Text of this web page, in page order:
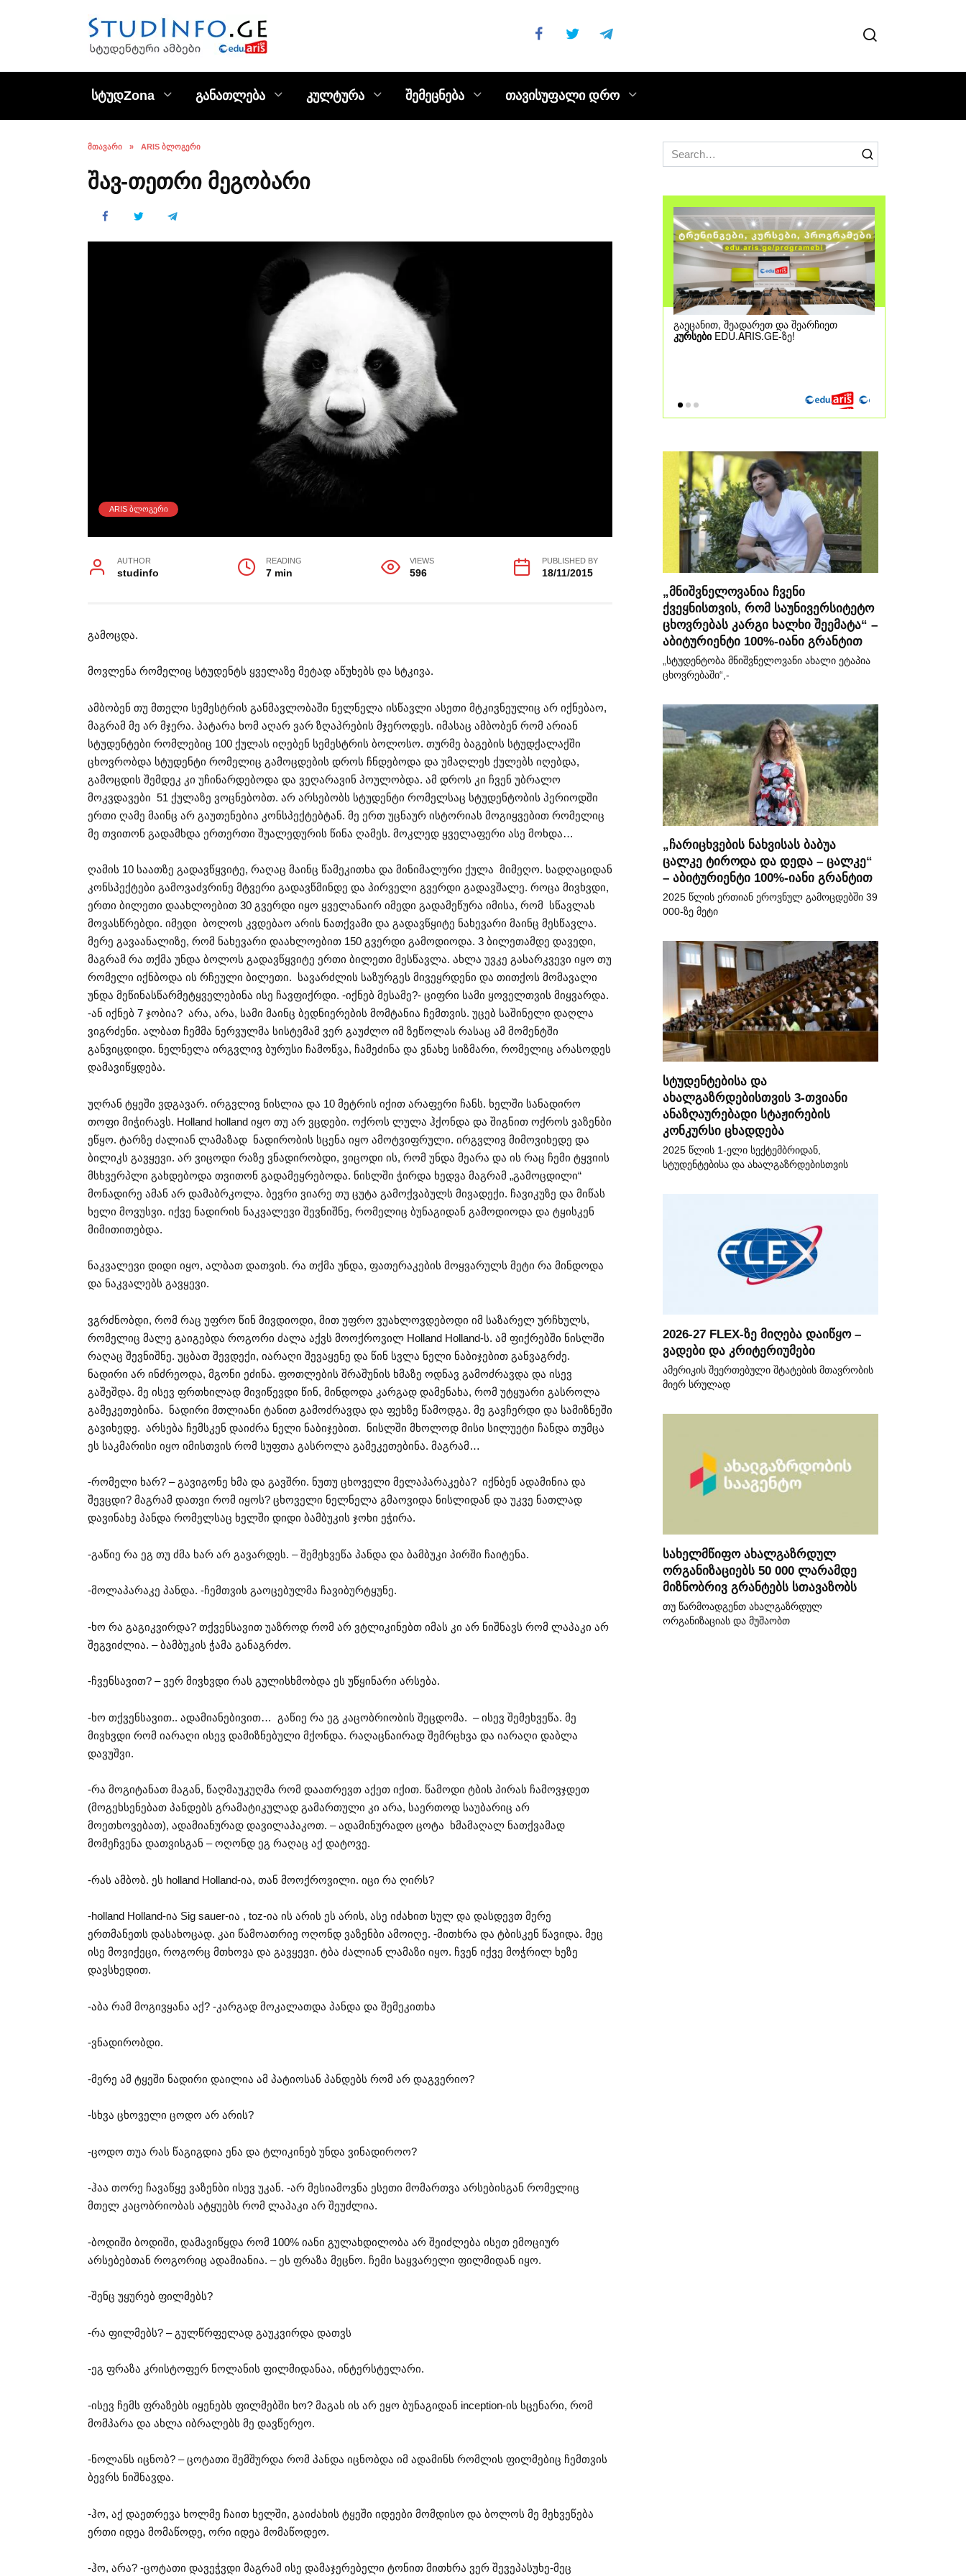
სტუდZona განათლება კულტურა შემეცნება თავისუფალი დრო
ᲛᲗᲐᲕᲐᲠᲘ » ARIS ᲑᲚᲝᲒᲔᲠᲘ
შავ-თეთრი მეგობარი
ARIS ᲑᲚᲝᲒᲔᲠᲘ
AUTHOR
studinfo
READING
7 min
VIEWS
596
PUBLISHED BY
18/11/2015
გამოცდა.
მოვლენა რომელიც სტუდენტს ყველაზე მეტად აწუხებს და სტკივა.
ამბობენ თუ მთელი სემესტრის განმავლობაში ნელნელა ისწავლი ასეთი მტკივნეულიც არ იქნებაო,
მაგრამ მე არ მჯერა. პატარა ხომ აღარ ვარ ზღაპრების მჯეროდეს. იმასაც ამბობენ რომ არიან
სტუდენტები რომლებიც 100 ქულას იღებენ სემესტრის ბოლოსო. თურმე ბაგების სტუდქალაქში
ცხოვრობდა სტუდენტი რომელიც გამოცდების დროს ჩნდებოდა და უმაღლეს ქულებს იღებდა,
გამოცდის შემდეკ კი უჩინარდებოდა და ვეღარავინ პოულობდა. ამ დროს კი ჩვენ უბრალო
მოკვდავები 51 ქულაზე ვოცნებობთ. არ არსებობს სტუდენტი რომელსაც სტუდენტობის პერიოდში
ერთი ღამე მაინც არ გაუთენებია კონსპექტებტან. მე ერთ უცნაურ ისტორიას მოგიყვებით რომელიც
მე თვითონ გადამხდა ერთერთი შუალედურის წინა ღამეს. მოკლედ ყველაფერი ასე მოხდა…
ღამის 10 საათზე გადავწყვიტე, რაღაც მაინც წამეკითხა და მინიმალური ქულა მიმეღო. სადღაციდან
კონსპექტები გამოვაძვრინე მტვერი გადავწმინდე და პირველი გვერდი გადავშალე. როცა მივხვდი,
ერთი ბილეთი დაახლოებით 30 გვერდი იყო ყველანაირ იმედი გადამეწურა იმისა, რომ სწავლას
მოვასწრებდი. იმედი ბოლოს კვდებაო არის ნათქვამი და გადავწყიტე ნახევარი მაინც მესწავლა.
მერე გავაანალიზე, რომ ნახევარი დაახლოებით 150 გვერდი გამოდიოდა. 3 ბილეთამდე დავედი,
მაგრამ რა თქმა უნდა ბოლოს გადავწყვიტე ერთი ბილეთი მესწავლა. ახლა უვკე გასარკვევი იყო თუ
რომელი იქნბოდა ის რჩეული ბილეთი. სავარძლის საზურგეს მივეყრდენი და თითქოს მომავალი
უნდა მეწინასწარმეტყველებინა ისე ჩავფიქრდი. -იქნებ მესამე?- ციფრი სამი ყოველთვის მიყვარდა.
-ან იქნებ 7 ჯობია? არა, არა, სამი მაინც ბედნიერების მომტანია ჩემთვის. უცებ საშინელი დაღლა
ვიგრძენი. ალბათ ჩემმა ნერვულმა სისტემამ ვერ გაუძლო იმ ზეწოლას რასაც ამ მომენტში
განვიცდიდი. ნელნელა ირგვლივ ბურუსი ჩამოწვა, ჩამეძინა და ვნახე სიზმარი, რომელიც არასოდეს
დამავიწყდება.
უღრან ტყეში ვდგავარ. ირგვლივ ნისლია და 10 მეტრის იქით არაფერი ჩანს. ხელში სანადირო
თოფი მიჭირავს. Holland holland იყო თუ არ ვცდები. ოქროს ლულა ჰქონდა და შიგნით ოქროს ვაზენბი
ეწყო. ტარზე ძალიან ლამაზად ნადირობის სცენა იყო ამოტვიფრული. ირგვლივ მიმოვიხედე და
ბილიკს გავყევი. არ ვიცოდი რაზე ვნადირობდი, ვიცოდი ის, რომ უნდა მეარა და ის რაც ჩემი ტყვიის
მსხვერპლი გახდებოდა თვითონ გადამეყრებოდა. ნისლში ჭირდა ხედვა მაგრამ „გამოცდილი“
მონადირე ამან არ დამაბრკოლა. ბევრი ვიარე თუ ცუტა გამოქვაბულს მივადექი. ჩავიკუზე და მიწას
ხელი მოვუსვი. იქვე ნადირის ნაკვალევი შევნიშნე, რომელიც ბუნაგიდან გამოდიოდა და ტყისკენ
მიმითითებდა.
ნაკვალევი დიდი იყო, ალბათ დათვის. რა თქმა უნდა, ფათერაკების მოყვარულს მეტი რა მინდოდა
და ნაკვალებს გავყევი.
ვგრძნობდი, რომ რაც უფრო წინ მივდიოდი, მით უფრო ვუახლოვდებოდი იმ საზარელ ურჩხულს,
რომელიც მალე გაიგებდა როგორი ძალა აქვს მოოქროვილ Holland Holland-ს. ამ ფიქრებში ნისლში
რაღაც შევნიშნე. უცბათ შევდექი, იარაღი შევაყენე და წინ სვლა ნელი ნაბიჯებით განვაგრძე.
ნადირი არ ინძრეოდა, მგონი ეძინა. ფოთლების შრაშუნის ხმაზე ოდნავ გამოძრავდა და ისევ
გაშეშდა. მე ისევ ფრთხილად მივიწევდი წინ, მინდოდა კარგად დამენახა, რომ უტყუარი გასროლა
გამეკეთებინა. ნადირი მთლიანი ტანით გამოძრავდა და ფეხზე წამოდგა. მე გავჩერდი და სამიზნეში
გავიხედე. არსება ჩემსკენ დაიძრა ნელი ნაბიჯებით. ნისლში მხოლოდ მისი სილუეტი ჩანდა თუმცა
ეს საკმარისი იყო იმისთვის რომ სუფთა გასროლა გამეკეთებინა. მაგრამ…
-რომელი ხარ? – გავიგონე ხმა და გავშრი. ნუთუ ცხოველი მელაპარაკება? იქნბენ ადამინია და
შევცდი? მაგრამ დათვი რომ იყოს? ცხოველი ნელნელა გმაოვიდა ნისლიდან და უკვე ნათლად
დავინახე პანდა რომელსაც ხელში დიდი ბამბუკის ჯოხი ეჭირა.
-გაწიე რა ეგ თუ ძმა ხარ არ გავარდეს. – შემეხვეწა პანდა და ბამბუკი პირში ჩაიტენა.
-მოლაპარაკე პანდა. -ჩემთვის გაოცებულმა ჩავიბურტყუნე.
-ხო რა გაგიკვირდა? თქვენსავით უაზროდ რომ არ ვტლიკინებთ იმას კი არ ნიშნავს რომ ლაპაკი არ
შეგვიძლია. – ბამბუკის ჭამა განაგრძო.
-ჩვენსავით? – ვერ მივხვდი რას გულისხმობდა ეს უწყინარი არსება.
-ხო თქვენსავით.. ადამიანებივით… გაწიე რა ეგ კაცობრიობის შეცდომა. – ისევ შემეხვეწა. მე
მივხვდი რომ იარაღი ისევ დამიზნებული მქონდა. რაღაცნაირად შემრცხვა და იარაღი დაბლა
დავუშვი.
-რა მოგიტანათ მაგან, წაღმაუკუღმა რომ დაათრევთ აქეთ იქით. წამოდი ტბის პირას ჩამოვჯდეთ
(მოგეხსენებათ პანდებს გრამატიკულად გამართული კი არა, საერთოდ საუბარიც არ
მოეთხოვებათ), ადამიანურად დავილაპაკოთ. – ადამინურადო ცოტა ხმამაღალ ნათქვამად
მომეჩვენა დათვისგან – ოღონდ ეგ რაღაც აქ დატოვე.
-რას ამბობ. ეს holland Holland-ია, თან მოოქროვილი. იცი რა ღირს?
-holland Holland-ია Sig sauer-ია , toz-ია ის არის ეს არის, ასე იძახით სულ და დასდევთ მერე
ერთმანეთს დასახოცად. კაი წამოათრიე ოღონდ ვაზენბი ამოიღე. -მითხრა და ტბისკენ წავიდა. მეც
ისე მოვიქეცი, როგორც მთხოვა და გავყევი. ტბა ძალიან ლამაზი იყო. ჩვენ იქვე მოჭრილ ხეზე
დავსხედით.
-აბა რამ მოგივყანა აქ? -კარგად მოკალათდა პანდა და შემეკითხა
-ვნადირობდი.
-მერე ამ ტყეში ნადირი დაილია ამ პატიოსან პანდებს რომ არ დაგვერიო?
-სხვა ცხოველი ცოდო არ არის?
-ცოდო თუა რას წაგიგდია ენა და ტლიკინებ უნდა ვინადიროო?
-ჰაა თორე ჩავაწყე ვაზენბი ისევ უკან. -არ მესიამოვნა ესეთი მომართვა არსებისგან რომელიც
მთელ კაცობრიობას ატყუებს რომ ლაპაკი არ შეუძლია.
-ბოდიში ბოდიში, დამავიწყდა რომ 100% იანი გულახდილობა არ შეიძლება ისეთ ემოციურ
არსებებთან როგორიც ადამიანია. – ეს ფრაზა მეცნო. ჩემი საყვარელი ფილმიდან იყო.
-შენც უყურებ ფილმებს?
-რა ფილმებს? – გულწრფელად გაუკვირდა დათვს
-ეგ ფრაზა კრისტოფერ ნოლანის ფილმიდანაა, ინტერსტელარი.
-ისევ ჩემს ფრაზებს იყენებს ფილმებში ხო? მაგას ის არ ეყო ბუნაგიდან inception-ის სცენარი, რომ
მომპარა და ახლა იბრალებს მე დავწერეო.
-ნოლანს იცნობ? – ცოტათი შემშურდა რომ პანდა იცნობდა იმ ადამინს რომლის ფილმებიც ჩემთვის
ბევრს ნიშნავდა.
-ჰო, აქ დაეთრევა ხოლმე ჩაით ხელში, გაიძახის ტყეში იდეები მომდისო და ბოლოს მე მეხვეწება
ერთი იდეა მომაწოდე, ორი იდეა მომაწოდეო.
-ჰო, არა? -ცოტათი დავეჭვდი მაგრამ ისე დამაჯერებელი ტონით მითხრა ვერ შევეპასუხე-მეც
Search
for:
„მნიშვნელოვანია ჩვენი
ქვეყნისთვის, რომ საუნივერსიტეტო
ცხოვრებას კარგი ხალხი შეემატა“ –
აბიტურიენტი 100%-იანი გრანტით
„სტუდენტობა მნიშვნელოვანი ახალი ეტაპია
ცხოვრებაში“,-
„ჩარიცხვების ნახვისას ბაბუა
ცალკე ტიროდა და დედა – ცალკე“
– აბიტურიენტი 100%-იანი გრანტით
2025 წლის ერთიან ეროვნულ გამოცდებში 39
000-ზე მეტი
სტუდენტებისა და
ახალგაზრდებისთვის 3-თვიანი
ანაზღაურებადი სტაჟირების
კონკურსი ცხადდება
2025 წლის 1-ელი სექტემბრიდან,
სტუდენტებისა და ახალგაზრდებისთვის
2026-27 FLEX-ზე მიღება დაიწყო –
ვადები და კრიტერიუმები
ამერიკის შეერთებული შტატების მთავრობის
მიერ სრულად
სახელმწიფო ახალგაზრდულ
ორგანიზაციებს 50 000 ლარამდე
მიზნობრივ გრანტებს სთავაზობს
თუ წარმოადგენთ ახალგაზრდულ
ორგანიზაციას და მუშაობთ